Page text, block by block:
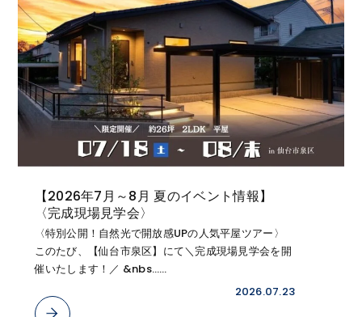
【2026年7月～8月 夏のイベント情報】
〈完成現場見学会〉
〈特別公開！自然光で開放感UPの人気平屋ツアー〉
このたび、【仙台市泉区】にて＼完成現場見学会を開
催いたします！／ &nbs……
2026.07.23